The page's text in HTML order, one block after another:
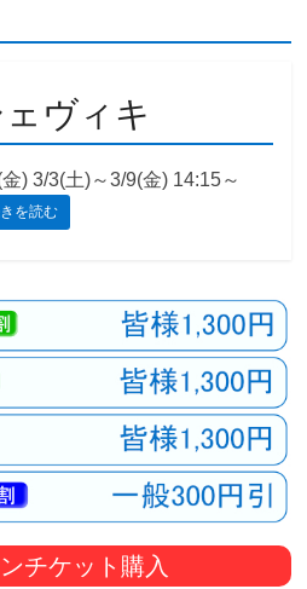
ヴィキ
) 3/3(土)～3/9(金) 14:15～
を読む
チケット購入